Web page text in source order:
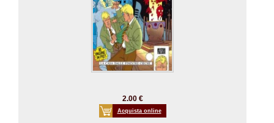
2.00 €
Acquista online